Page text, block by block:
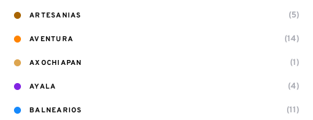
ARTESANIAS (5)
AVENTURA (14)
AXOCHIAPAN (1)
AYALA (4)
BALNEARIOS (11)